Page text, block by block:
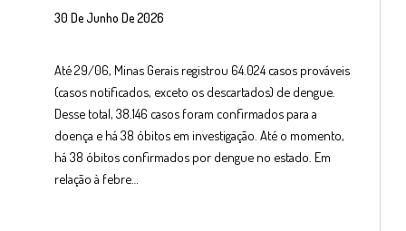
30 De Junho De 2026
Até 29/06, Minas Gerais registrou 64.024 casos prováveis
(casos notificados, exceto os descartados) de dengue.
Desse total, 38.146 casos foram confirmados para a
doença e há 38 óbitos em investigação. Até o momento,
há 38 óbitos confirmados por dengue no estado. Em
relação à febre…